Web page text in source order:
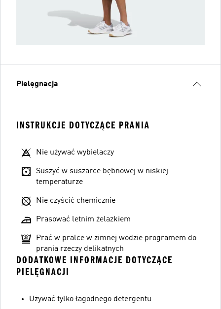
Pielęgnacja
INSTRUKCJE DOTYCZĄCE PRANIA
Nie używać wybielaczy
Suszyć w suszarce bębnowej w niskiej
temperaturze
Nie czyścić chemicznie
Prasować letnim żelazkiem
Prać w pralce w zimnej wodzie programem do
prania rzeczy delikatnych
DODATKOWE INFORMACJE DOTYCZĄCE
PIELĘGNACJI
Używać tylko łagodnego detergentu